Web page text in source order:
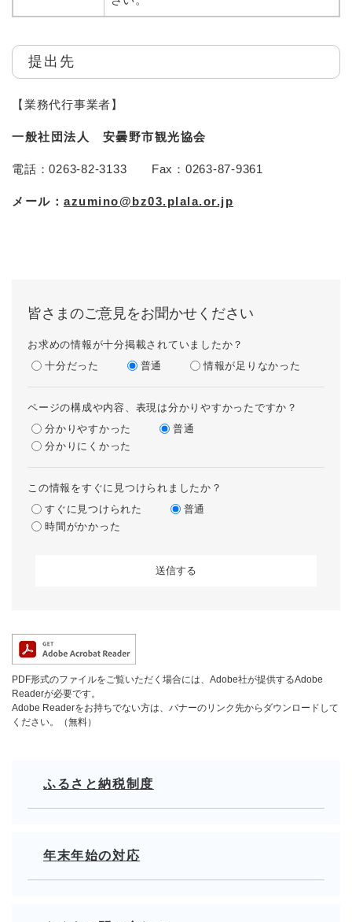
提出先
【業務代行事業者】
一般社団法人 安曇野市観光協会
電話：0263-82-3133 Fax：0263-87-9361
メール： azumino@bz03.plala.or.jp
皆さまのご意見をお聞かせください
お求めの情報が十分掲載されていましたか？
十分だった
普通 情報が足りなかった
ページの構成や内容、表現は分かりやすかったですか？
分かりやすかった
普通
分かりにくかった
この情報をすぐに見つけられましたか？
すぐに見つけられた
普通
時間がかかった
PDF形式のファイルをご覧いただく場合には、Adobe社が提供するAdobe
Readerが必要です。
Adobe Readerをお持ちでない方は、バナーのリンク先からダウンロードして
ください。（無料）
ふるさと納税制度
年末年始の対応